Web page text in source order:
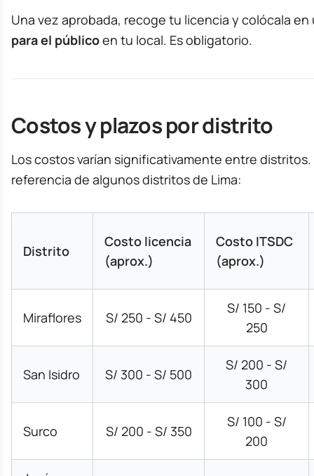
Una vez aprobada, recoge tu licencia y colócala
para el públicoen tu local. Es obligatorio.
Costos y plazos por distrito
Los costos varían significativamente entre distritos.
referencia de algunos distritos de Lima:
Distrito
Costo licencia
(aprox.)
Costo ITSDC
(aprox.)
Miraflores S/ 250 - S/ 450
S/ 150 - S/
250
San Isidro S/ 300 - S/ 500
S/ 200 - S/
300
Surco S/ 200 - S/ 350
S/ 100 - S/
200